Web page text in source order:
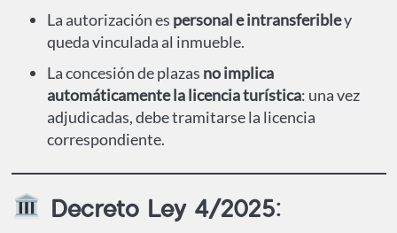
La autorización es personal e intransferibley
queda vinculada al inmueble.
La concesión de plazas no implica
automáticamente la licencia turística: una vez
adjudicadas, debe tramitarse la licencia
correspondiente.
Decreto Ley 4/2025: